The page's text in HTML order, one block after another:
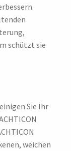
schützt sie
Sie Ihr
weichen